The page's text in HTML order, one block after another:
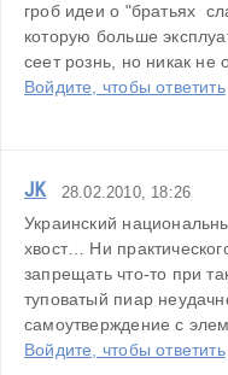
гроб идеи о "братьях
которую больше
сеет рознь, но никак не
Войдите, чтобы ответить
JK 28.02.2010, 18:26
Украинский
хвост… Ни
запрещать что-то при
туповатый пиар
самоутверждение с
Войдите, чтобы ответить